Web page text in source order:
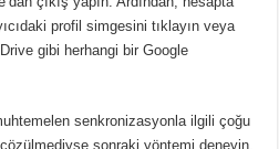
profil simgesini tıklayın veya
gibi herhangi bir Google
senkronizasyonla ilgili çoğu
sonraki yöntemi deneyin.